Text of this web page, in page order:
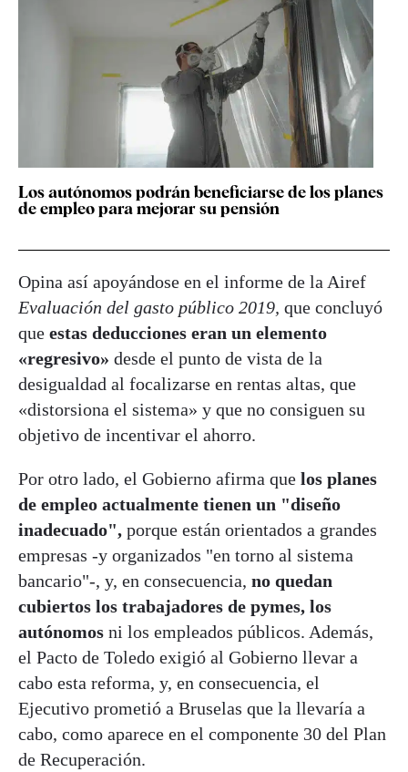
Los autónomos podrán beneficiarse de los planes
de empleo para mejorar su pensión
Opina así apoyándose en el informe de la Airef
Evaluación del gasto público 2019, que concluyó
que estas deducciones eran un elemento
«regresivo» desde el punto de vista de la
desigualdad al focalizarse en rentas altas, que
«distorsiona el sistema» y que no consiguen su
objetivo de incentivar el ahorro.
Por otro lado, el Gobierno afirma que los planes
de empleo actualmente tienen un "diseño
inadecuado", porque están orientados a grandes
empresas -y organizados "en torno al sistema
bancario"-, y, en consecuencia, no quedan
cubiertos los trabajadores de pymes, los
autónomos ni los empleados públicos. Además,
el Pacto de Toledo exigió al Gobierno llevar a
cabo esta reforma, y, en consecuencia, el
Ejecutivo prometió a Bruselas que la llevaría a
cabo, como aparece en el componente 30 del Plan
de Recuperación.